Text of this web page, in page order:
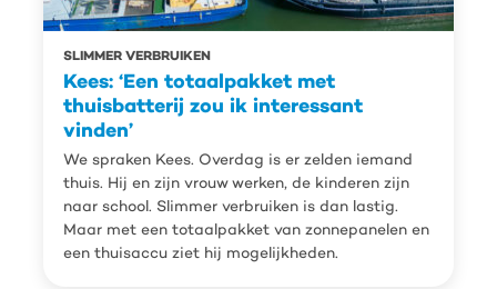
SLIMMER VERBRUIKEN
Kees: ‘Een totaalpakket met
thuisbatterij zou ik interessant
vinden’
We spraken Kees. Overdag is er zelden iemand
thuis. Hij en zijn vrouw werken, de kinderen zijn
naar school. Slimmer verbruiken is dan lastig.
Maar met een totaalpakket van zonnepanelen en
een thuisaccu ziet hij mogelijkheden.